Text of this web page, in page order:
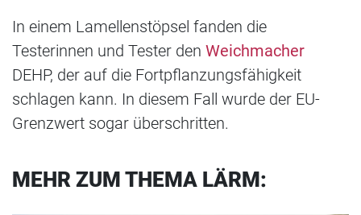
In einem Lamellenstöpsel fanden die
Testerinnen und Tester den Weichmacher
DEHP, der auf die Fortpflanzungsfähigkeit
schlagen kann. In diesem Fall wurde der EU-
Grenzwert sogar überschritten.
MEHR ZUM THEMA LÄRM: